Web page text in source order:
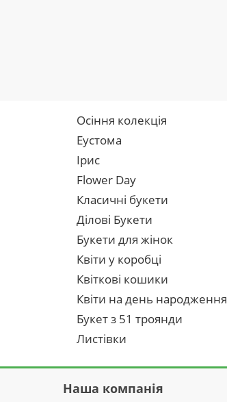
Осіння колекція
Еустома
Ірис
Flower Day
Класичні букети
Ділові Букети
Букети для жінок
Квіти у коробці
Квіткові кошики
Квіти на день народження
Букет з 51 троянди
Листівки
Наша компанія